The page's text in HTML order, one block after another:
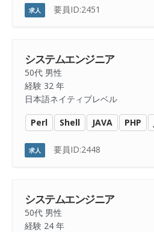
求人 要員ID:2451
システムエンジニア
50代 男性
経験 32 年
日本語ネイティブレベル
Perl Shell JAVA PHP
求人 要員ID:2448
システムエンジニア
50代 男性
経験 24 年